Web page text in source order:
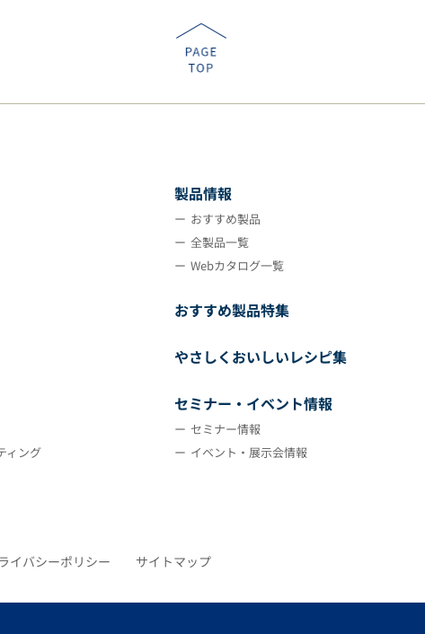
ィング
製品情報
おすすめ製品
全製品一覧
Webカタログ一覧
おすすめ製品特集
やさしくおいしいレシピ集
セミナー・イベント情報
セミナー情報
イベント・展示会情報
イバシーポリシー サイトマップ